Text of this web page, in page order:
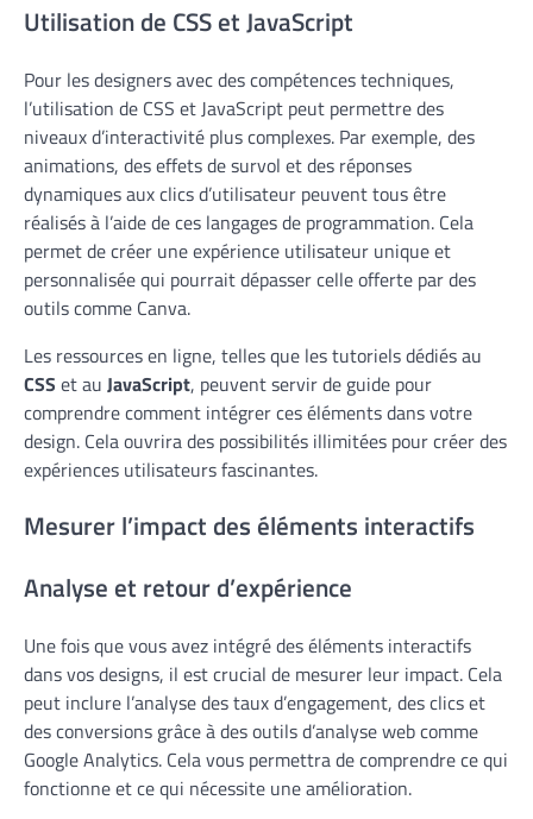
Utilisation de CSS et JavaScript
Pour les designers avec des compétences techniques,
l’utilisation de CSS et JavaScript peut permettre des
niveaux d’interactivité plus complexes. Par exemple, des
animations, des effets de survol et des réponses
dynamiques aux clics d’utilisateur peuvent tous être
réalisés à l’aide de ces langages de programmation. Cela
permet de créer une expérience utilisateur unique et
personnalisée qui pourrait dépasser celle offerte par des
outils comme Canva.
Les ressources en ligne, telles que les tutoriels dédiés au
CSS et au JavaScript, peuvent servir de guide pour
comprendre comment intégrer ces éléments dans votre
design. Cela ouvrira des possibilités illimitées pour créer des
expériences utilisateurs fascinantes.
Mesurer l’impact des éléments interactifs
Analyse et retour d’expérience
Une fois que vous avez intégré des éléments interactifs
dans vos designs, il est crucial de mesurer leur impact. Cela
peut inclure l’analyse des taux d’engagement, des clics et
des conversions grâce à des outils d’analyse web comme
Google Analytics. Cela vous permettra de comprendre ce qui
fonctionne et ce qui nécessite une amélioration.